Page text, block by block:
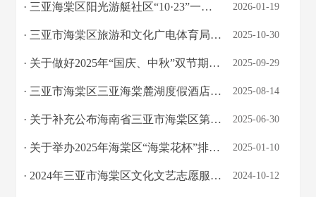
· 三亚海棠区阳光游艇社区“10·23”一般高处坠落亡人事故调查报告 2026-01-19
· 三亚市海棠区旅游和文化广电体育局关于2025年冲浪俱乐部信用评价结果的公示 2025-10-30
· 关于做好2025年“国庆、中秋”双节期间信用风险提示 2025-09-29
· 三亚市海棠区三亚海棠麓湖度假酒店“5·10”亡人事故调查报告处理工作情况评估报告 2025-08-14
· 关于补充公布海南省三亚市海棠区第三次全国文物普查未定级不可移动文物名录的通知 2025-06-30
· 关于举办2025年海棠区“海棠花杯”排球赛的通知 2025-01-10
· 2024年三亚市海棠区文化文艺志愿服务—青少年普法主题活动工作方案 2024-10-12